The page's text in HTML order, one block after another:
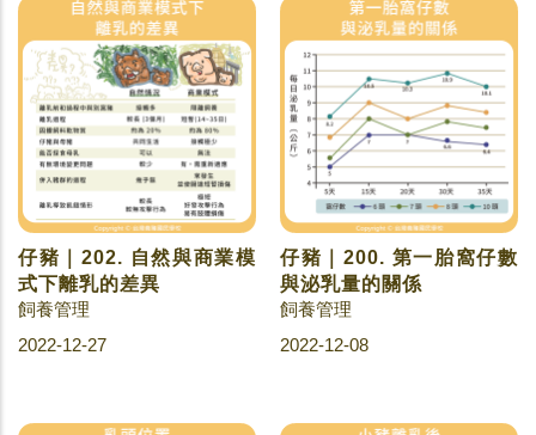
仔豬｜202. 自然與商業模
式下離乳的差異
飼養管理
2022-12-27
仔豬｜200. 第一胎窩仔數
與泌乳量的關係
飼養管理
2022-12-08